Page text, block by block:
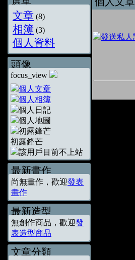
文章 (8)
相簿 (3)
個人資料
頭像
focus_view
初露鋒芒
最新畫作
尚無畫作，歡迎發表
畫作
最新造型
無創作商品，歡迎發
表造型商品
文章分類